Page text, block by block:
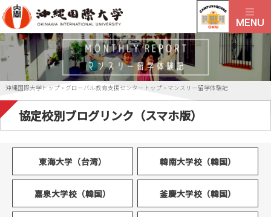
沖縄国際大学トップ > グローバル教育支援センタートップ > マンスリー留学体験記
協定校別ブログリンク（スマホ版）
東海大学（台湾） 韓南大学校（韓国）
嘉泉大学校（韓国） 釜慶大学校（韓国）